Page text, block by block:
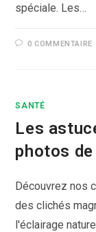
spéciale. Les…
0 COMMENTAIRE
SANTÉ
Les
photos
Découvrez nos
des clichés
l'éclairage